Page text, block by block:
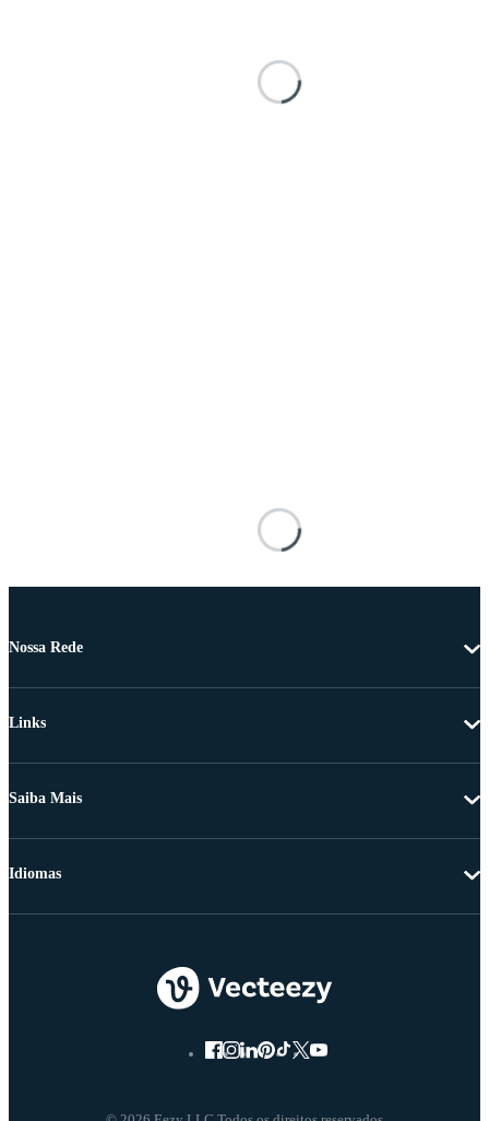
Nossa Rede
Links
Saiba Mais
Idiomas